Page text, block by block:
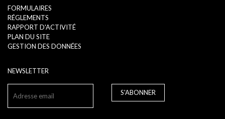
FORMULAIRES
RÉGLEMENTS
RAPPORT D'ACTIVITÉ
PLAN DU SITE
GESTION DES DONNÉES
NEWSLETTER
S'ABONNER